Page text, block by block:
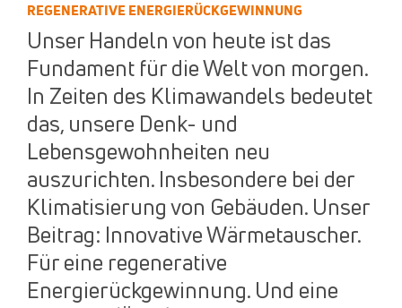
REGENERATIVE ENERGIERÜCKGEWINNUNG
Unser Handeln von heute ist das
Fundament für die Welt von morgen.
In Zeiten des Klimawandels bedeutet
das, unsere Denk- und
Lebensgewohnheiten neu
auszurichten. Insbesondere bei der
Klimatisierung von Gebäuden. Unser
Beitrag: Innovative Wärmetauscher.
Für eine regenerative
Energierückgewinnung. Und eine